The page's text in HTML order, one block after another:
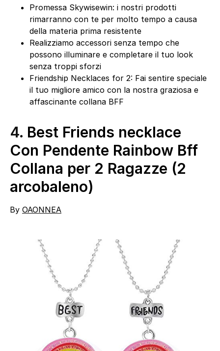
Promessa Skywisewin: i nostri prodotti
rimarranno con te per molto tempo a causa
della materia prima resistente
Realizziamo accessori senza tempo che
possono illuminare e completare il tuo look
senza troppi sforzi
Friendship Necklaces for 2: Fai sentire speciale
il tuo migliore amico con la nostra graziosa e
affascinante collana BFF
4. Best Friends necklace
Con Pendente Rainbow Bff
Collana per 2 Ragazze (2
arcobaleno)
By OAONNEA